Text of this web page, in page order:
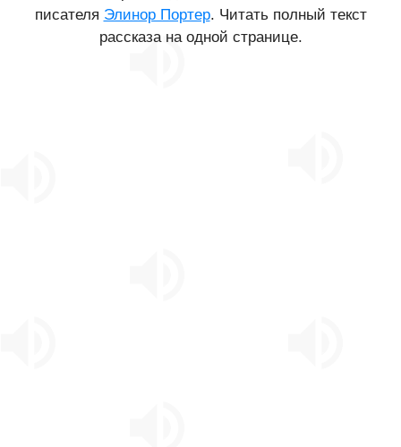
писателя Элинор Портер. Читать полный текст
рассказа на одной странице.